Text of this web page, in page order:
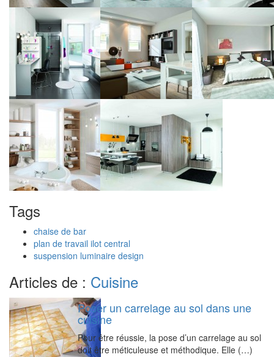
Tags
chaise de bar
plan de travail ilot central
suspension luminaire design
Articles de : Cuisine
Poser un carrelage au sol dans une
cuisine
Pour être réussie, la pose d’un carrelage au sol
doit être méticuleuse et méthodique. Elle (…)